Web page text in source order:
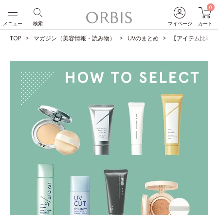
マイページ
0
カート
検索
メニュー
TOP マガジン（美容情報・読み物） UVのまとめ 【アイテム比較